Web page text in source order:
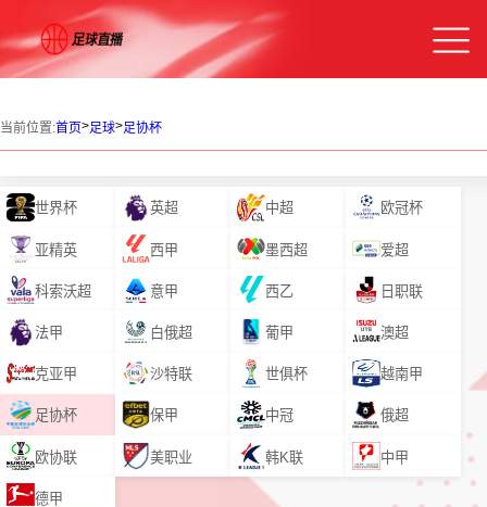
当前位置:首页>足球>足协杯
世界杯 英超 中超 欧冠杯
亚精英 西甲 墨西超 爱超
科索沃超 意甲 西乙 日职联
法甲 白俄超 葡甲 澳超
克亚甲 沙特联 世俱杯 越南甲
足协杯 保甲 中冠 俄超
欧协联 美职业 韩K联 中甲
德甲